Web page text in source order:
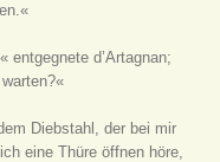
entgegnete d’Artagnan;
Diebstahl, der bei mir
eine Thüre öffnen höre,